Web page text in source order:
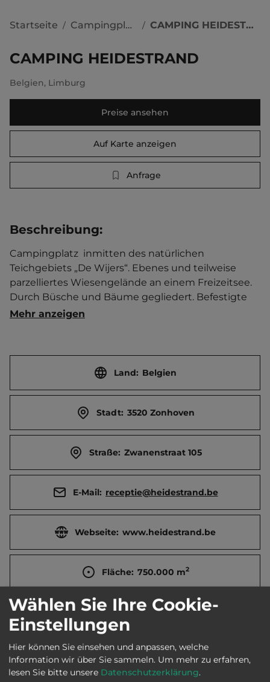
Startseite / Campingplätze / CAMPING HEIDESTRAND
CAMPING HEIDESTRAND
Belgien, Limburg
Preise ansehen
Auf Karte anzeigen
Anfrage
Beschreibung:
Campingplatz  inmitten des natürlichen
Teichgebiets „De Wijers“. Ebenes und teilweise
parzelliertes Wiesengelände an einem Freizeitsee.
Durch Büsche und Bäume gegliedert. Befestigte
Wohnmobilstellplätze. Bademöglichkeit im See
Mehrzwecksportfeld. Boccia. Billard.  Durch
Dauercamper geprägt.   Ort 4.5 km entfernt.
Mehr anzeigen
Land: Belgien
Stadt: 3520 Zonhoven
Straße: Zwanenstraat 105
E-Mail: receptie@heidestrand.be
Webseite: www.heidestrand.be
Fläche: 750.000 m2
Öffnungszeiten: 15.4. bis 1.10.
Telefon: 0032 11 520190
Wählen Sie Ihre Cookie-
Einstellungen
Hier können Sie einsehen und anpassen, welche
Information wir über Sie sammeln. Um mehr zu erfahren,
lesen Sie bitte unsere Datenschutzerklärung.